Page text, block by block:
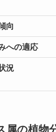
向
への適応
況
属の植物